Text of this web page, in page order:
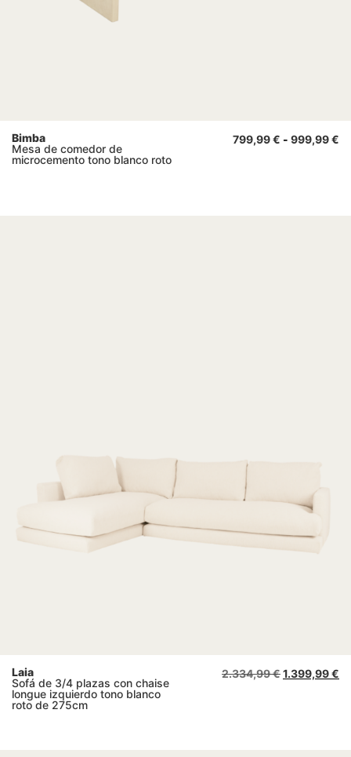
Bimba
Mesa de comedor de
microcemento tono blanco roto
799,99€ - 999,99€
Laia
Sofá de 3/4 plazas con chaise
longue izquierdo tono blanco
roto de 275cm
2.334,99€1.399,99€